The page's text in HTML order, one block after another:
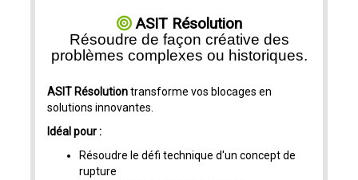
ASIT Résolution
Résoudre de façon créative des
problèmes complexes ou historiques.
ASIT Résolutiontransforme vos blocages en
solutions innovantes.
Idéal pour :
Résoudre le défi technique d'un concept de
rupture